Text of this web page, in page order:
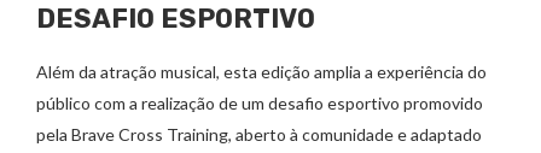
DESAFIO ESPORTIVO
Além da atração musical, esta edição amplia a experiência do
público com a realização de um desafio esportivo promovido
pela Brave Cross Training, aberto à comunidade e adaptado